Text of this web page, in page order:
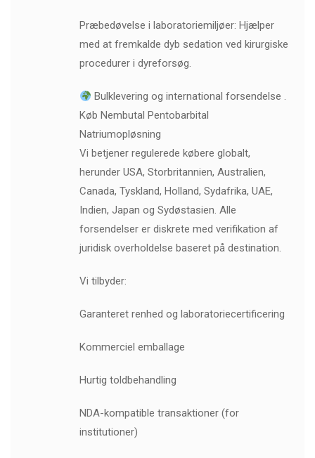
Præbedøvelse i laboratoriemiljøer: Hjælper
med at fremkalde dyb sedation ved kirurgiske
procedurer i dyreforsøg.
Bulklevering og international forsendelse .
Køb Nembutal Pentobarbital
Natriumopløsning
Vi betjener regulerede købere globalt,
herunder USA, Storbritannien, Australien,
Canada, Tyskland, Holland, Sydafrika, UAE,
Indien, Japan og Sydøstasien. Alle
forsendelser er diskrete med verifikation af
juridisk overholdelse baseret på destination.
Vi tilbyder:
Garanteret renhed og laboratoriecertificering
Kommerciel emballage
Hurtig toldbehandling
NDA-kompatible transaktioner (for
institutioner)